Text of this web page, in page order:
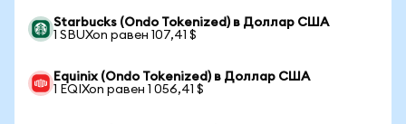
Starbucks (Ondo Tokenized) в Доллар США
1 SBUXon равен 107,41 $
Equinix (Ondo Tokenized) в Доллар США
1 EQIXon равен 1 056,41 $